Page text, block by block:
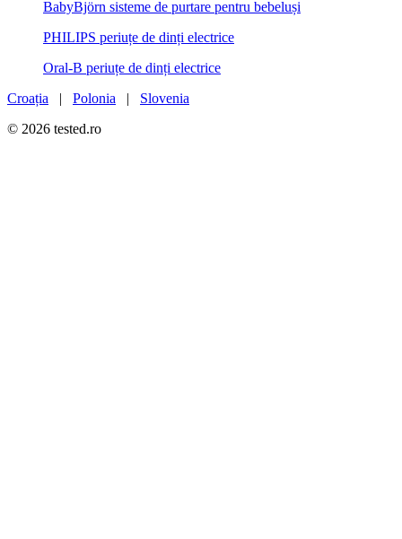
BabyBjörn sisteme de purtare pentru bebeluși
PHILIPS periuțe de dinți electrice
Oral-B periuțe de dinți electrice
Croația | Polonia | Slovenia
© 2026 tested.ro